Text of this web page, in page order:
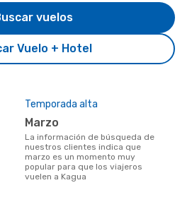
Vuelo + Hotel
vuelos
Temporada alta
marzo
La información de búsqueda de
nuestros clientes indica que
marzo es un momento muy
popular para que los viajeros
vuelen a Kagua